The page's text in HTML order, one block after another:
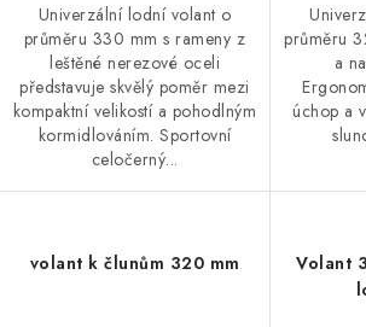
VODNÍ SPORTY
PŘÍSLUŠENSTVÍ K ČLUNŮM
PŘÍSLUŠENSTVÍ K MOTORŮM
ZNAČKY
Univerzální lodní volant o
průměru 330 mm s rameny z
leštěné nerezové oceli
představuje skvělý poměr mezi
kompaktní velikostí a pohodlným
kormidlováním. Sportovní
celočerný...
průměru
a
úchop a
volant k člunům 320 mm
Volant